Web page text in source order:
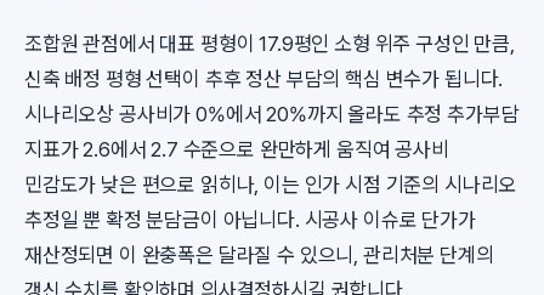
조합원 관점에서 대표 평형이 17.9평인 소형 위주 구성인 만큼,
신축 배정 평형 선택이 추후 정산 부담의 핵심 변수가 됩니다.
시나리오상 공사비가 0%에서 20%까지 올라도 추정 추가부담
지표가 2.6에서 2.7 수준으로 완만하게 움직여 공사비
민감도가 낮은 편으로 읽히나, 이는 인가 시점 기준의 시나리오
추정일 뿐 확정 분담금이 아닙니다. 시공사 이슈로 단가가
재산정되면 이 완충폭은 달라질 수 있으니, 관리처분 단계의
갱신 수치를 확인하며 의사결정하시길 권합니다.